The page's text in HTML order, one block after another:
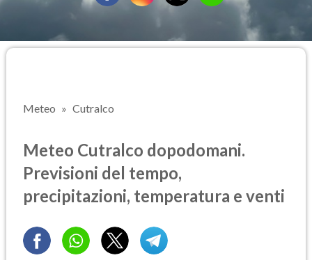
Meteo Cutralco
Meteo Cutralco dopodomani.
Previsioni del tempo,
precipitazioni, temperatura e venti